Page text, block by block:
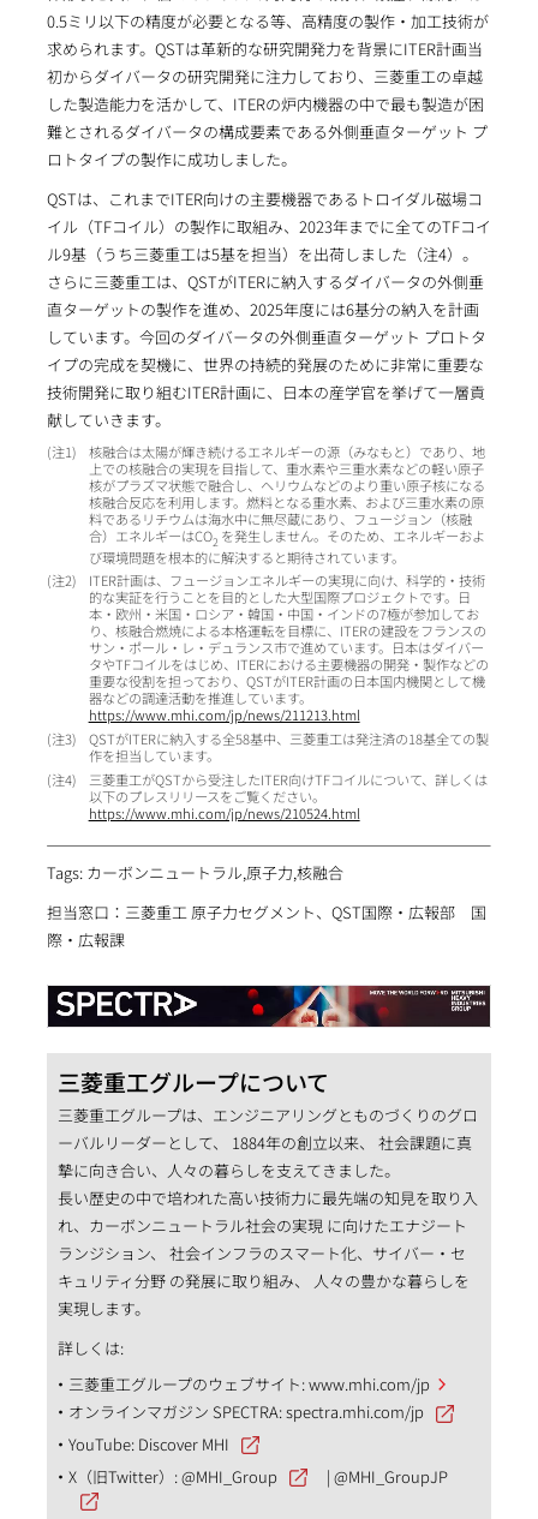
0.5ミリ以下の精度が必要となる等、高精度の製作・加工技術が
求められます。QSTは革新的な研究開発力を背景にITER計画当
初からダイバータの研究開発に注力しており、三菱重工の卓越
した製造能力を活かして、ITERの炉内機器の中で最も製造が困
難とされるダイバータの構成要素である外側垂直ターゲット プ
ロトタイプの製作に成功しました。
QSTは、これまでITER向けの主要機器であるトロイダル磁場コ
イル（TFコイル）の製作に取組み、2023年までに全てのTFコイ
ル9基（うち三菱重工は5基を担当）を出荷しました（注4）。
さらに三菱重工は、QSTがITERに納入するダイバータの外側垂
直ターゲットの製作を進め、2025年度には6基分の納入を計画
しています。今回のダイバータの外側垂直ターゲット プロトタ
イプの完成を契機に、世界の持続的発展のために非常に重要な
技術開発に取り組むITER計画に、日本の産学官を挙げて一層貢
献していきます。
1
核融合は太陽が輝き続けるエネルギーの源（みなもと）であり、地
上での核融合の実現を目指して、重水素や三重水素などの軽い原子
核がプラズマ状態で融合し、ヘリウムなどのより重い原子核になる
核融合反応を利用します。燃料となる重水素、および三重水素の原
料であるリチウムは海水中に無尽蔵にあり、フュージョン（核融
合）エネルギーはCO2 を発生しません。そのため、エネルギーおよ
び環境問題を根本的に解決すると期待されています。
2
ITER計画は、フュージョンエネルギーの実現に向け、科学的・技術
的な実証を行うことを目的とした大型国際プロジェクトです。日
本・欧州・米国・ロシア・韓国・中国・インドの7極が参加してお
り、核融合燃焼による本格運転を目標に、ITERの建設をフランスの
サン・ポール・レ・デュランス市で進めています。日本はダイバー
タやTFコイルをはじめ、ITERにおける主要機器の開発・製作などの
重要な役割を担っており、QSTがITER計画の日本国内機関として機
器などの調達活動を推進しています。
https://www.mhi.com/jp/news/211213.html
3
QSTがITERに納入する全58基中、三菱重工は発注済の18基全ての製
作を担当しています。
4
三菱重工がQSTから受注したITER向けTFコイルについて、詳しくは
以下のプレスリリースをご覧ください。
https://www.mhi.com/jp/news/210524.html
Tags: カーボンニュートラル,原子力,核融合
担当窓口：三菱重工 原子力セグメント、QST国際・広報部 国
際・広報課
三菱重工グループについて
三菱重工グループは、エンジニアリングとものづくりのグロ
ーバルリーダーとして、 1884年の創立以来、 社会課題に真
摯に向き合い、人々の暮らしを支えてきました。
長い歴史の中で培われた高い技術力に最先端の知見を取り入
れ、カーボンニュートラル社会の実現 に向けたエナジート
ランジション、 社会インフラのスマート化、サイバー・セ
キュリティ分野 の発展に取り組み、 人々の豊かな暮らしを
実現します。
詳しくは:
三菱重工グループのウェブサイト:www.mhi.com/jp
オンラインマガジン SPECTRA:spectra.mhi.com/jp
YouTube: Discover MHI
X（旧Twitter）:@MHI_Group |@MHI_GroupJP